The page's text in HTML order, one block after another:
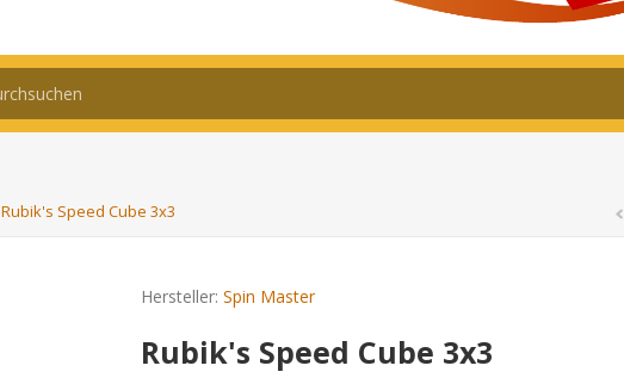
Rubik's Speed Cube 3x3
Hersteller: Spin Master
Rubik's Speed Cube 3x3